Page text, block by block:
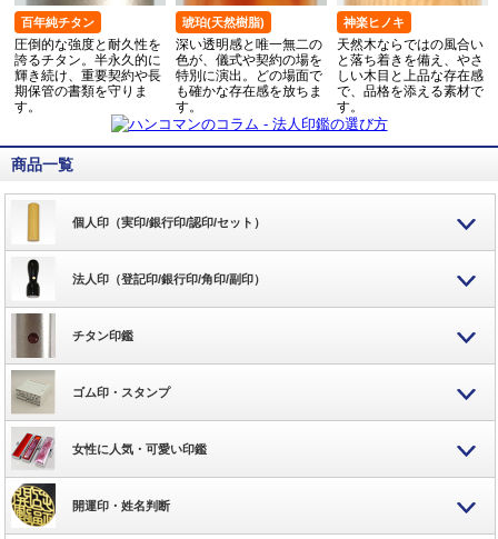
百年純チタン
圧倒的な強度と耐久性を
誇るチタン。半永久的に
輝き続け、重要契約や長
期保管の書類を守りま
す。
琥珀(天然樹脂)
深い透明感と唯一無二の
色が、儀式や契約の場を
特別に演出。どの場面で
も確かな存在感を放ちま
す。
神楽ヒノキ
天然木ならではの風合い
と落ち着きを備え、やさ
しい木目と上品な存在感
で、品格を添える素材で
す。
商品一覧
個人印（実印/銀行印/認印/セット）
法人印（登記印/銀行印/角印/副印）
チタン印鑑
ゴム印・スタンプ
女性に人気・可愛い印鑑
開運印・姓名判断